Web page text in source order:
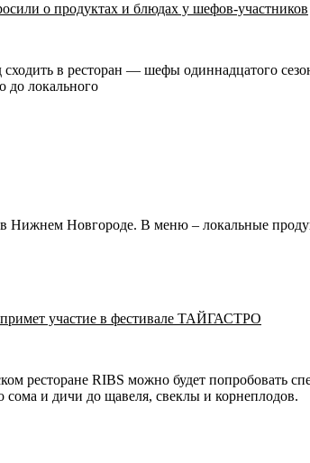
о продуктах и блюдах у шефов-участников
в ресторан — шефы одиннадцатого
до локального
Нижнем Новгороде. В меню – локальные
участие в фестивале ТАЙГАСТРО
ресторане RIBS можно будет попробовать
и дичи до щавеля, свеклы и корнеплодов.